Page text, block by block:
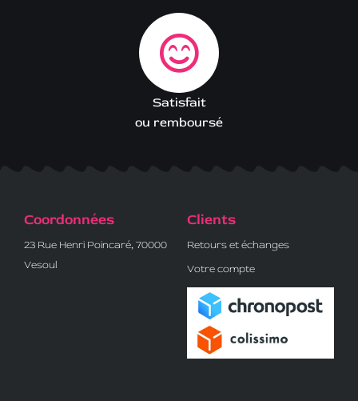
Satisfait
ou remboursé
Coordonnées
23 Rue Henri Poincaré, 70000
Vesoul
Clients
Retours et échanges
Votre compte